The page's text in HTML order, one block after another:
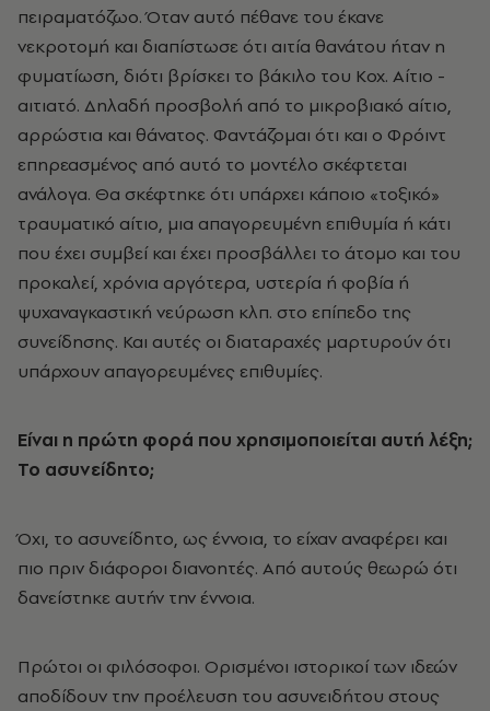
πειραματόζωο. Όταν αυτό πέθανε του έκανε
νεκροτομή και διαπίστωσε ότι αιτία θανάτου ήταν η
φυματίωση, διότι βρίσκει το βάκιλο του Κοχ. Αίτιο -
αιτιατό. Δηλαδή προσβολή από το μικροβιακό αίτιο,
αρρώστια και θάνατος. Φαντάζομαι ότι και ο Φρόιντ
επηρεασμένος από αυτό το μοντέλο σκέφτεται
ανάλογα. Θα σκέφτηκε ότι υπάρχει κάποιο «τοξικό»
τραυματικό αίτιο, μια απαγορευμένη επιθυμία ή κάτι
που έχει συμβεί και έχει προσβάλλει το άτομο και του
προκαλεί, χρόνια αργότερα, υστερία ή φοβία ή
ψυχαναγκαστική νεύρωση κλπ. στο επίπεδο της
συνείδησης. Και αυτές οι διαταραχές μαρτυρούν ότι
υπάρχουν απαγορευμένες επιθυμίες.
Είναι η πρώτη φορά που χρησιμοποιείται αυτή λέξη;
Το ασυνείδητο;
Όχι, το ασυνείδητο, ως έννοια, το είχαν αναφέρει και
πιο πριν διάφοροι διανοητές. Από αυτούς θεωρώ ότι
δανείστηκε αυτήν την έννοια.
Πρώτοι οι φιλόσοφοι. Ορισμένοι ιστορικοί των ιδεών
αποδίδουν την προέλευση του ασυνειδήτου στους